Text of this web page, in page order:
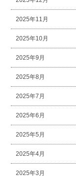
2025年11月
2025年10月
2025年9月
2025年8月
2025年7月
2025年6月
2025年5月
2025年4月
2025年3月